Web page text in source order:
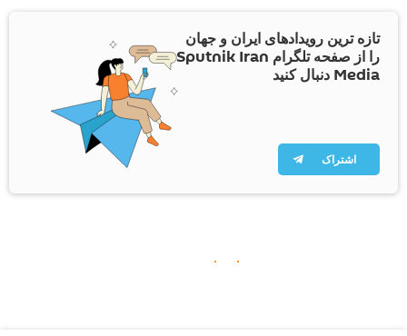
تازه ترین رویدادهای ایران و جهان
را از صفحه تلگرام Sputnik Iran
Media دنبال کنید
اشتراک